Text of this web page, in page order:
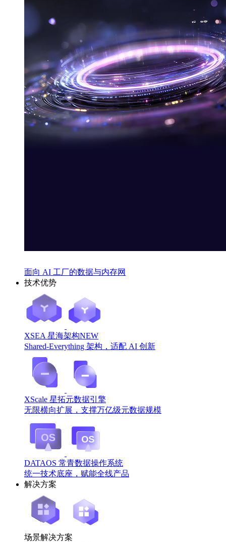
面向 AI 工厂的数据与内存网
技术优势
XSEA 星海架构NEW
Shared-Everything 架构，适配 AI 创新
XScale 星拓元数据引擎
无限横向扩展，支撑万亿级元数据规模
DATAOS 常青数据操作系统
统一技术底座，赋能全线产品
解决方案
场景解决方案